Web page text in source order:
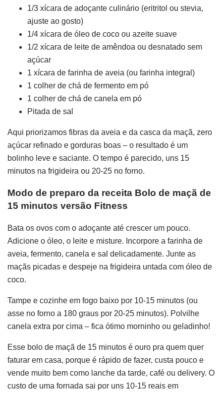
1/3 xícara de adoçante culinário (eritritol ou stevia,
ajuste ao gosto)
1/4 xícara de óleo de coco ou azeite suave
1/2 xícara de leite de amêndoa ou desnatado sem
açúcar
1 xícara de farinha de aveia (ou farinha integral)
1 colher de chá de fermento em pó
1 colher de chá de canela em pó
Pitada de sal
Aqui priorizamos fibras da aveia e da casca da maçã, zero
açúcar refinado e gorduras boas – o resultado é um
bolinho leve e saciante. O tempo é parecido, uns 15
minutos na frigideira ou 20-25 no forno.
Modo de preparo da receita Bolo de maçã de
15 minutos versão Fitness
Bata os ovos com o adoçante até crescer um pouco.
Adicione o óleo, o leite e misture. Incorpore a farinha de
aveia, fermento, canela e sal delicadamente. Junte as
maçãs picadas e despeje na frigideira untada com óleo de
coco.
Tampe e cozinhe em fogo baixo por 10-15 minutos (ou
asse no forno a 180 graus por 20-25 minutos). Polvilhe
canela extra por cima – fica ótimo morninho ou geladinho!
Esse bolo de maçã de 15 minutos é ouro pra quem quer
faturar em casa, porque é rápido de fazer, custa pouco e
vende muito bem como lanche da tarde, café ou delivery. O
custo de uma fornada sai por uns 10-15 reais em